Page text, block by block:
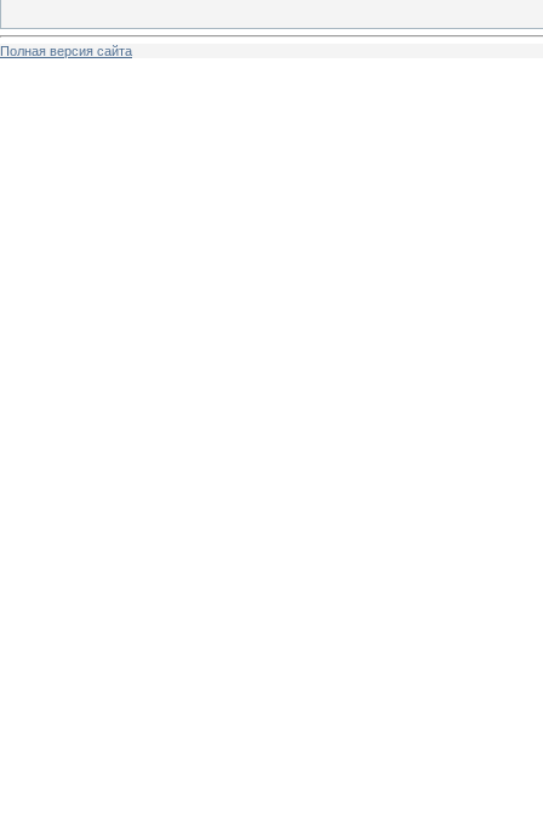
Полная версия сайта